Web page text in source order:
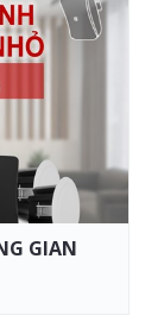
GIAN